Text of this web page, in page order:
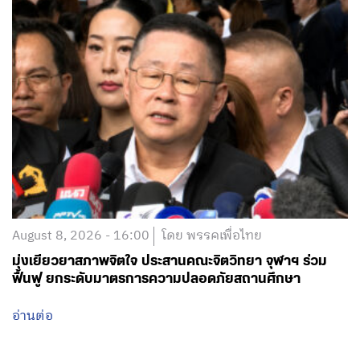
August 8, 2026 - 16:00 โดย พรรคเพื่อไทย
มุ่งเยียวยาสภาพจิตใจ ประสานคณะจิตวิทยา จุฬาฯ ร่วม
ฟื้นฟู ยกระดับมาตรการความปลอดภัยสถานศึกษา
อ่านต่อ